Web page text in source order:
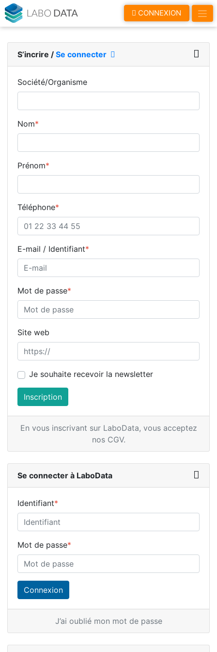
CONNEXION
S’incrire / Se connecter
Société/Organisme
Nom*
Prénom*
Téléphone*
E-mail / Identifiant*
Mot de passe*
Site web
Je souhaite recevoir la newsletter
Inscription
En vous inscrivant sur LaboData, vous acceptez
nos CGV.
Se connecter à LaboData
Identifiant*
Mot de passe*
J’ai oublié mon mot de passe